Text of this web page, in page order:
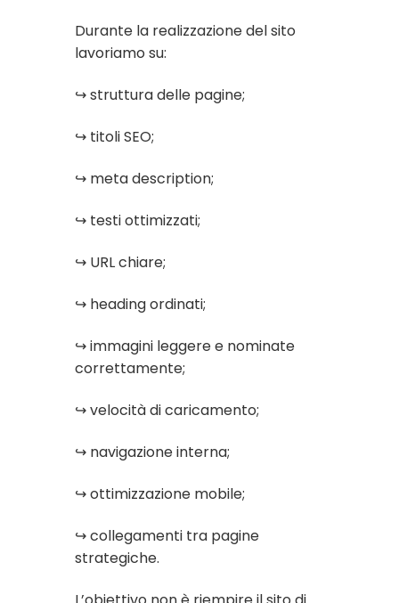
Durante la realizzazione del sito
lavoriamo su:
↪ struttura delle pagine;
↪ titoli SEO;
↪ meta description;
↪ testi ottimizzati;
↪ URL chiare;
↪ heading ordinati;
↪ immagini leggere e nominate
correttamente;
↪ velocità di caricamento;
↪ navigazione interna;
↪ ottimizzazione mobile;
↪ collegamenti tra pagine
strategiche.